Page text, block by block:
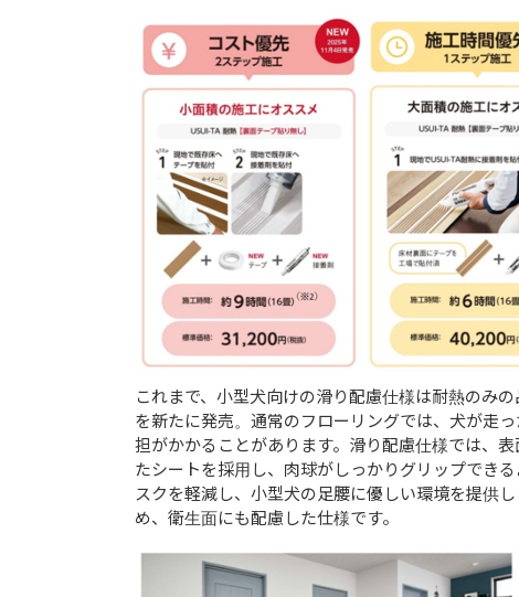
これまで、小型犬向けの滑り配慮仕様は耐熱のみ
を新たに発売。通常のフローリングでは、犬が走
担がかかることがあります。滑り配慮仕様では、
たシートを採用し、肉球がしっかりグリップでき
スクを軽減し、小型犬の足腰に優しい環境を提供
め、衛生面にも配慮した仕様です。